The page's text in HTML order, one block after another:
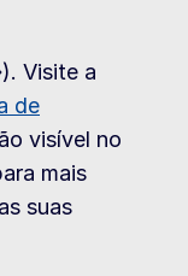
Visite a
de
visível no
mais
suas